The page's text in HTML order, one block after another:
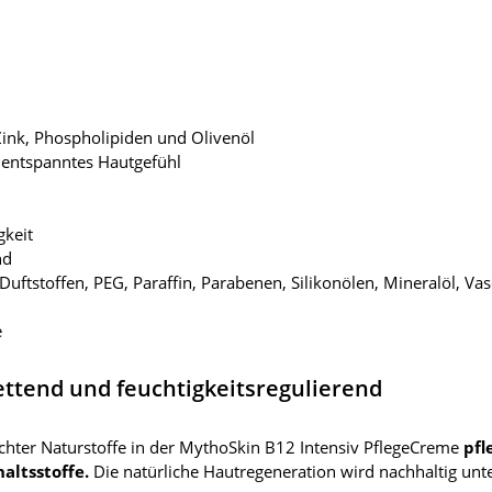
Phospholipiden und Olivenöl
Hautgefühl
PEG, Paraffin, Parabenen, Silikonölen, Mineralöl,
und feuchtigkeitsregulierend
Naturstoffe in der MythoSkin B12 Intensiv PflegeCreme
Die natürliche Hautregeneration wird nachhaltig